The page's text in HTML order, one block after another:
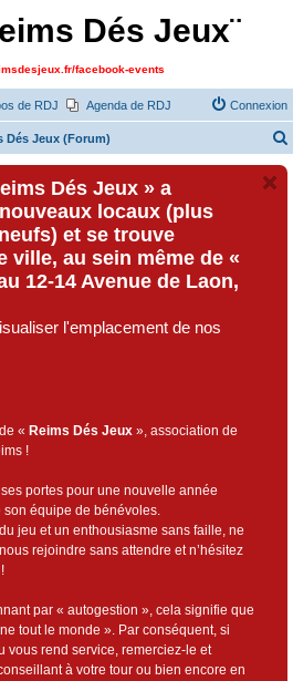
Dés Jeux¨
facebook-events
de RDJ Agenda de RDJ Connexion
Dés Jeux (Forum)
Dés Jeux » a
locaux (plus
et se trouve
ville, au sein même de «
12-14 Avenue de Laon,
l'emplacement de nos
« Reims Dés Jeux », association de
!
portes pour une nouvelle année
son équipe de bénévoles.
jeu et un enthousiasme sans faille, ne
rejoindre sans attendre et n’hésitez
par « autogestion », cela signifie que
tout le monde ». Par conséquent, si
vous rend service, remerciez-le et
à votre tour ou bien encore en